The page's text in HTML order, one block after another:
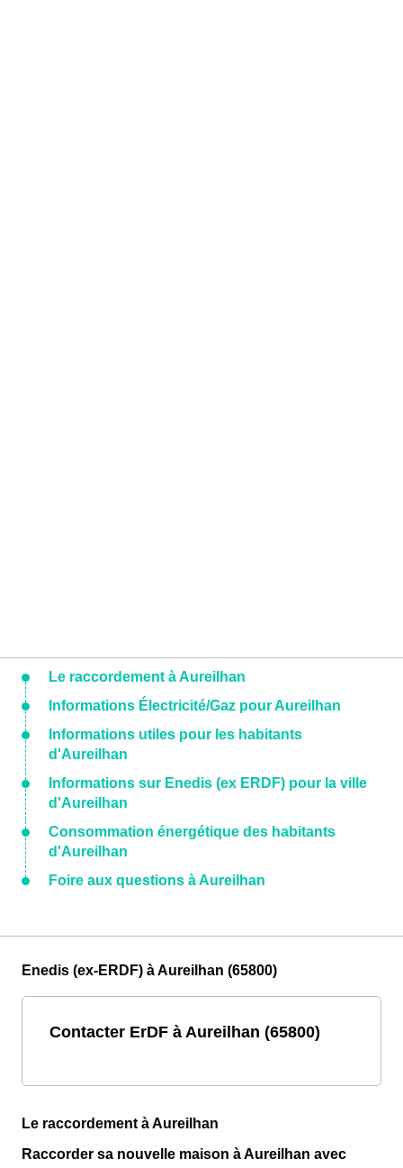
Le raccordement à Aureilhan
Informations Électricité/Gaz pour Aureilhan
Informations utiles pour les habitants
d'Aureilhan
Informations sur Enedis (ex ERDF) pour la ville
d'Aureilhan
Consommation énergétique des habitants
d'Aureilhan
Foire aux questions à Aureilhan
Enedis (ex-ERDF) à Aureilhan (65800)
Contacter ErDF à Aureilhan (65800)
Le raccordement à Aureilhan
Raccorder sa nouvelle maison à Aureilhan avec